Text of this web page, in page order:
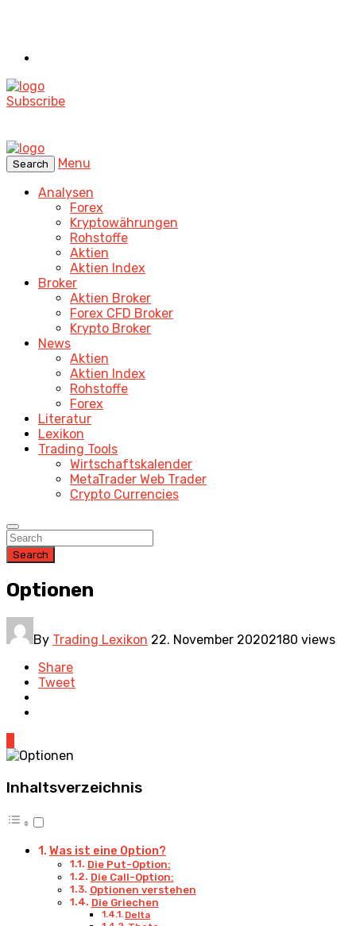
Subscribe
Search
Menu
Analysen
Forex
Kryptowährungen
Rohstoffe
Aktien
Aktien Index
Broker
Aktien Broker
Forex CFD Broker
Krypto Broker
News
Aktien
Aktien Index
Rohstoffe
Forex
Literatur
Lexikon
Trading Tools
Wirtschaftskalender
MetaTrader Web Trader
Crypto Currencies
Search
Optionen
By Trading Lexikon 22. November 20202180 views
Share
Tweet
Inhaltsverzeichnis
Was ist eine Option?
Die Put-Option:
Die Call-Option:
Optionen verstehen
Die Griechen
Delta